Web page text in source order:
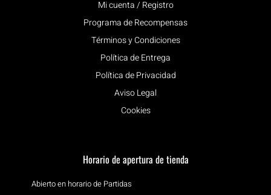
Mi cuenta / Registro
Programa de Recompensas
Términos y Condiciones
Política de Entrega
Política de Privacidad
Aviso Legal
Cookies
Horario de apertura de tienda
Abierto en horario de Partidas